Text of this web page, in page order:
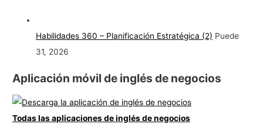
Habilidades 360 – Planificación Estratégica (2) Puede
31, 2026
Aplicación móvil de inglés de negocios
Todas las aplicaciones de inglés de negocios